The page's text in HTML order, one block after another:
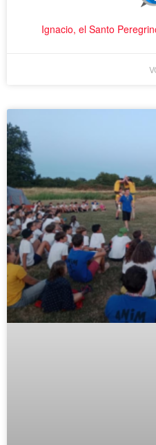
Ignacio, el Santo